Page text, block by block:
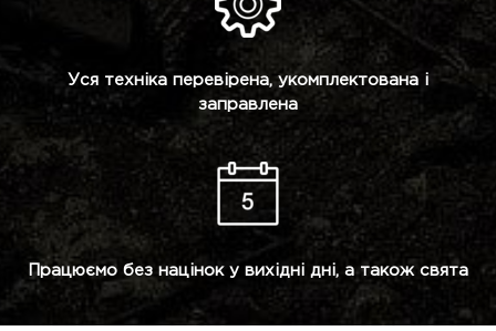
Уся техніка перевірена, укомплектована і
заправлена
Працюємо без націнок у вихідні дні, а також свята